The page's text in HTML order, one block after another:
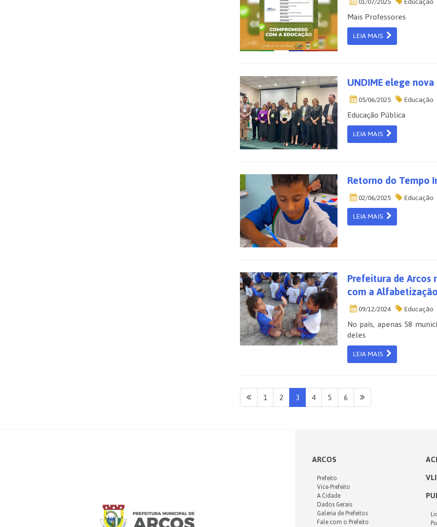
Mais Professores
LEIA MAIS
UNDIME elege
05/06/2025 Educação
Educação Pública
LEIA MAIS
Retorno do Tempo
02/06/2025
Educação
LEIA MAIS
Prefeitura de Arcos
com a
09/12/2024 Educação
No país, apenas 58
deles
LEIA MAIS
1 2 3 4 5 6
ARCOS
Prefeito
Vice-Prefeito
A Cidade
Dados Gerais
Galeria de Prefeitos
Fale com o Prefeito